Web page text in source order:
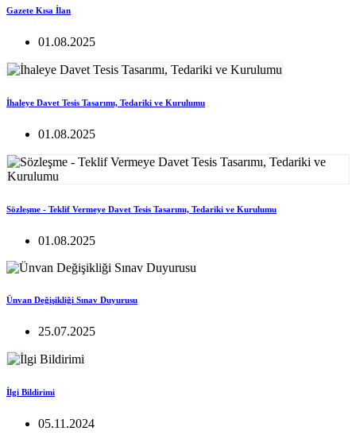
Gazete Kısa İlan
01.08.2025
İhaleye Davet Tesis Tasarımı, Tedariki ve Kurulumu
01.08.2025
Sözleşme - Teklif Vermeye Davet Tesis Tasarımı, Tedariki ve Kurulumu
01.08.2025
Ünvan Değişikliği Sınav Duyurusu
25.07.2025
İlgi Bildirimi
05.11.2024